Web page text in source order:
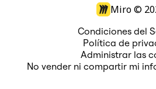
Miro ©
Condiciones del
Política de
Administrar las
No vender ni compartir mi